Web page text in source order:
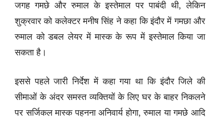
जगह गमछे और रुमाल के इस्तेमाल पर पाबंदी थी, लेकिन
शुक्रवार को कलेक्टर मनीष सिंह ने कहा कि इंदौर में गमछा और
रुमाल को डबल लेयर में मास्क के रूप में इस्तेमाल किया जा
सकता है।
इससे पहले जारी निर्देश में कहा गया था कि इंदौर जिले की
सीमाओं के अंदर समस्त व्यक्तियों के लिए घर के बाहर निकलने
पर सर्जिकल मास्क पहनना अनिवार्य होगा, रुमाल या गमछे आदि